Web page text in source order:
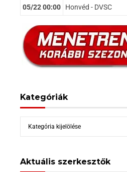
05/22 00:00 Honvéd - DVSC
Kategóriák
Kategóriák
Aktuális szerkesztők